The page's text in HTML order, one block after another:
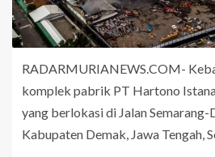
RADARMURIANEWS.COM-
komplek pabrik PT Hartono
yang berlokasi di Jalan Semarang-
Kabupaten Demak, Jawa Tengah,